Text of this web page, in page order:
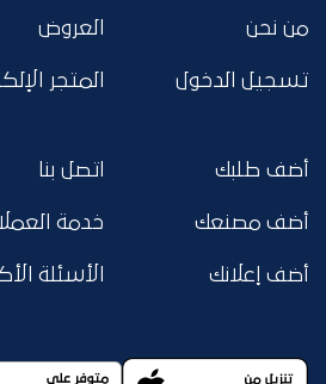
من نحن
تسجيل الدخول
العروض
المتجر
أضف طلبك
أضف مصنعك
أضف إعلانك
اتصل بنا
خدمة
الأسئلة